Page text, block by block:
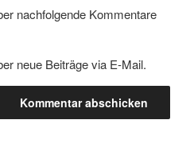
nachfolgende Kommentare
neue Beiträge via E-Mail.